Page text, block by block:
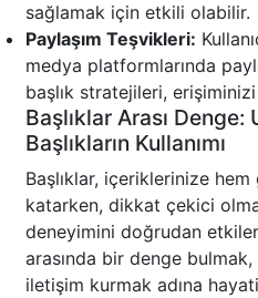
sağlamak için etkili olabilir.
Paylaşım Teşvikleri:
medya platformlarında
başlık stratejileri,
Başlıklar Arası Denge:
Başlıkların Kullanımı
Başlıklar, içeriklerinize
katarken, dikkat çekici
deneyimini doğrudan
arasında bir denge
iletişim kurmak adına